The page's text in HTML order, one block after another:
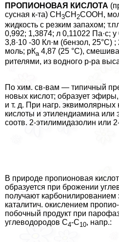
ПРОПИОНОВАЯ КИСЛОТА
сусная к-та) СН 3СН 2СООН,
жидкость с резким запахом;
0,992; 1,3874; л 0,11022 Па·с;
3,8·10 -30 Кл·м (бензол, 25°С)
моль; рКа 4,87 (25 °С),
рителями, из водного р-ра
По хим. св-вам — типичный
новых кислот; образует
и т. д. При нагр. эквимолярных
кислоты и этилендиамина или
соотв. 2-этилимидазолин или
В природе пропионовая
образуется при брожении
получают карбонилированием
каталитич. окислением
побочный продукт при
углеводородов С4-С10, напр.: